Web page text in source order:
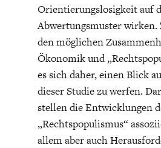
MACHT
Orientierungslosigkeit auf
Abwertungsmuster wirken.
den möglichen
Ökonomik und
es sich daher, einen Blick
dieser Studie zu werfen.
stellen die Entwicklungen
„Rechtspopulismus“
allem aber auch